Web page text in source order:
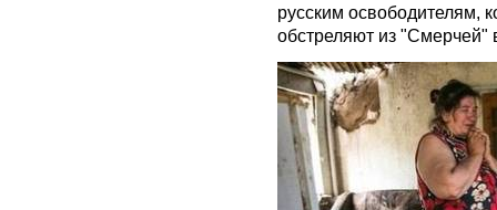
русским освободителям,
обстреляют из "Смерчей"